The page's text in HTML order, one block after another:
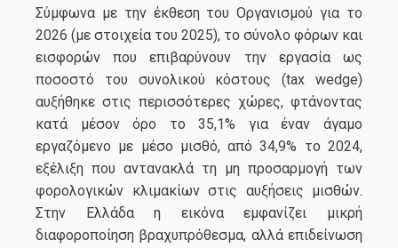
Σύμφωνα με την έκθεση του Οργανισμού για το
2026 (με στοιχεία του 2025), το σύνολο φόρων και
εισφορών που επιβαρύνουν την εργασία ως
ποσοστό του συνολικού κόστους (tax wedge)
αυξήθηκε στις περισσότερες χώρες, φτάνοντας
κατά μέσον όρο το 35,1% για έναν άγαμο
εργαζόμενο με μέσο μισθό, από 34,9% το 2024,
εξέλιξη που αντανακλά τη μη προσαρμογή των
φορολογικών κλιμακίων στις αυξήσεις μισθών.
Στην Ελλάδα η εικόνα εμφανίζει μικρή
διαφοροποίηση βραχυπρόθεσμα, αλλά επιδείνωση